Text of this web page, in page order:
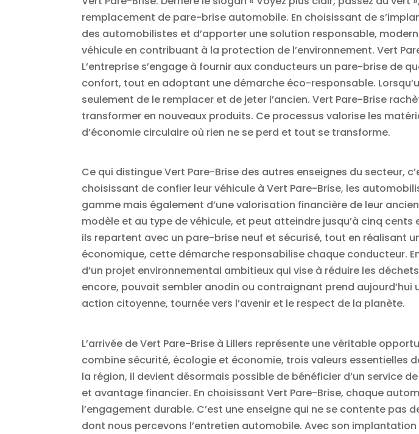
remplacement de pare-brise automobile. En choisissant de
des automobilistes et d’apporter une solution responsable,
véhicule en contribuant à la protection de l’environnement. Vert
L’entreprise s’engage à fournir aux conducteurs un pare-brise de
confort, tout en adoptant une démarche éco-responsable.
seulement de le remplacer et de jeter l’ancien. Vert Pare-Brise
transformer en nouveaux produits. Ce processus valorise les
d’économie circulaire où rien ne se perd et tout se transforme.
Ce qui distingue Vert Pare-Brise des autres enseignes du secteur,
choisissant de confier leur véhicule à Vert Pare-Brise, les
gamme mais également d’une valorisation financière de leur
modèle et au type de véhicule, et peut atteindre jusqu’à cinq
ils repartent avec un pare-brise neuf et sécurisé, tout en réalisant
économique, cette démarche responsabilise chaque conducteur.
d’un projet environnemental ambitieux qui vise à réduire les
encore, pouvait sembler anodin ou contraignant prend
action citoyenne, tournée vers l’avenir et le respect de la planète.
L’arrivée de Vert Pare-Brise à Lillers représente une véritable
combine sécurité, écologie et économie, trois valeurs essentielles
la région, il devient désormais possible de bénéficier d’un service
et avantage financier. En choisissant Vert Pare-Brise, chaque
l’engagement durable. C’est une enseigne qui ne se contente
dont nous percevons l’entretien automobile. Avec son